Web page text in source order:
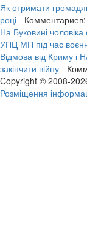
Як отримати
році - Комментариев:
На Буковині
УПЦ МП під час
Відмова від Криму і
закінчити війну -
Copyright © 2008-
Розміщення